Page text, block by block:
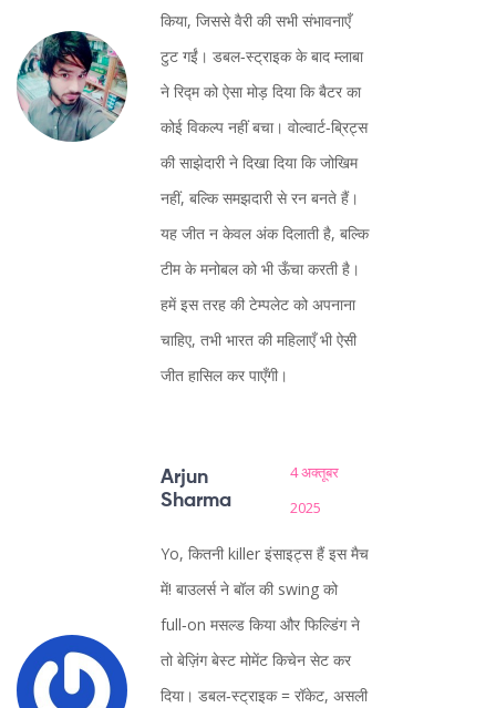
किया, जिससे वैरी की सभी संभावनाएँ
टुट गईं। डबल‑स्ट्राइक के बाद म्लाबा
ने रिद्म को ऐसा मोड़ दिया कि बैटर का
कोई विकल्प नहीं बचा। वोल्वार्ट‑ब्रिट्स
की साझेदारी ने दिखा दिया कि जोखिम
नहीं, बल्कि समझदारी से रन बनते हैं।
यह जीत न केवल अंक दिलाती है, बल्कि
टीम के मनोबल को भी ऊँचा करती है।
हमें इस तरह की टेम्पलेट को अपनाना
चाहिए, तभी भारत की महिलाएँ भी ऐसी
जीत हासिल कर पाएँगी।
Arjun
Sharma
4 अक्तूबर
2025
Yo, कितनी killer इंसाइट्स हैं इस मैच
में! बाउलर्स ने बॉल की swing को
full‑on मसल्ड किया और फिल्डिंग ने
तो बेज़िंग बेस्ट मोमेंट किचेन सेट कर
दिया। डबल‑स्ट्राइक = रॉकेट, असली